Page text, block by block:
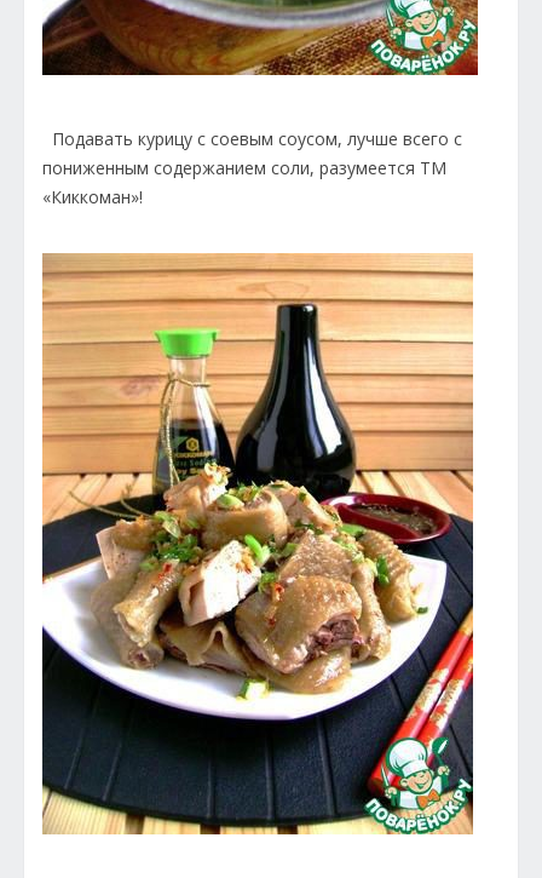
Подавать курицу с соевым соусом, лучше всего с
пониженным содержанием соли, разумеется ТМ
«Киккоман»!